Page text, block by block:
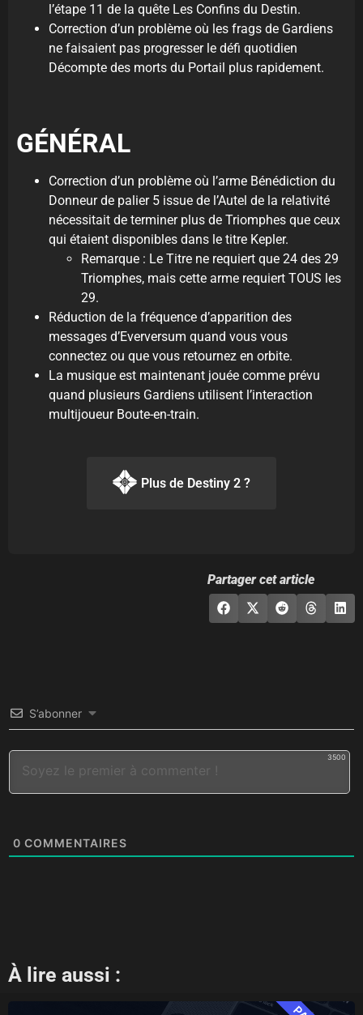
l’étape 11 de la quête Les Confins du Destin.
Correction d’un problème où les frags de Gardiens
ne faisaient pas progresser le défi quotidien
Décompte des morts du Portail plus rapidement.
GÉNÉRAL
Correction d’un problème où l’arme Bénédiction du
Donneur de palier 5 issue de l’Autel de la relativité
nécessitait de terminer plus de Triomphes que ceux
qui étaient disponibles dans le titre Kepler.
Remarque : Le Titre ne requiert que 24 des 29
Triomphes, mais cette arme requiert TOUS les
29.
Réduction de la fréquence d’apparition des
messages d’Everversum quand vous vous
connectez ou que vous retournez en orbite.
La musique est maintenant jouée comme prévu
quand plusieurs Gardiens utilisent l’interaction
multijoueur Boute-en-train.
Plus de Destiny 2 ?
Partager cet article
S’abonner
3500
0 COMMENTAIRES
À lire aussi :